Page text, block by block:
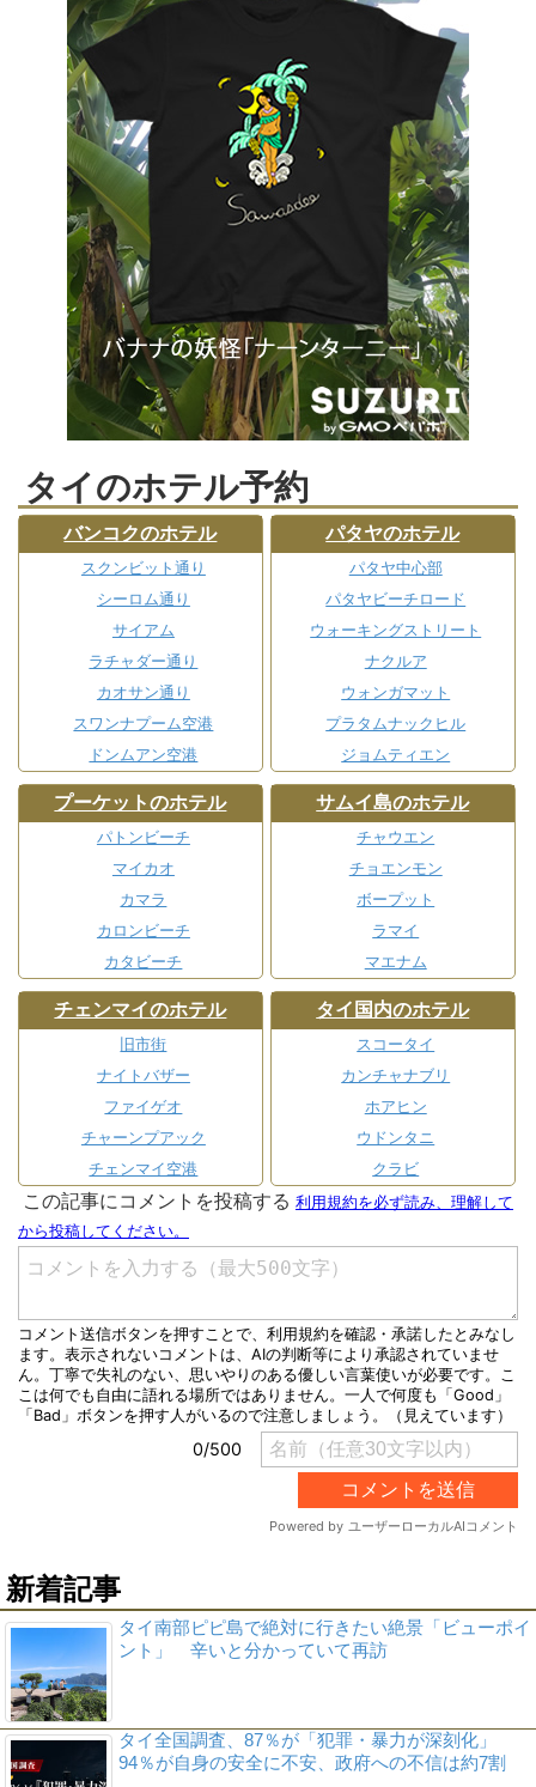
タイのホテル予約
バンコクのホテル
スクンビット通り
シーロム通り
サイアム
ラチャダー通り
カオサン通り
スワンナプーム空港
ドンムアン空港
パタヤのホテル
パタヤ中心部
パタヤビーチロード
ウォーキングストリート
ナクルア
ウォンガマット
プラタムナックヒル
ジョムティエン
プーケットのホテル
パトンビーチ
マイカオ
カマラ
カロンビーチ
カタビーチ
サムイ島のホテル
チャウエン
チョエンモン
ボープット
ラマイ
マエナム
チェンマイのホテル
旧市街
ナイトバザー
ファイゲオ
チャーンプアック
チェンマイ空港
タイ国内のホテル
スコータイ
カンチャナブリ
ホアヒン
ウドンタニ
クラビ
新着記事
タイ南部ピピ島で絶対に行きたい絶景「ビューポイ
ント」 辛いと分かっていて再訪
タイ全国調査、87％が「犯罪・暴力が深刻化」
94％が自身の安全に不安、政府への不信は約7割